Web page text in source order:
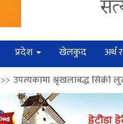
प्रदेश खेलकुद अर्थ
सिक्री लुट्ने ‘कर्मा समूह’का